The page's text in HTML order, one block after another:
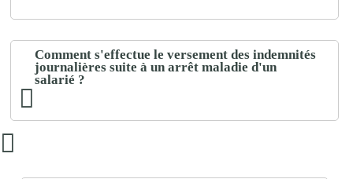
Comment s'effectue le versement des indemnités
journalières suite à un arrêt maladie d'un
salarié ?